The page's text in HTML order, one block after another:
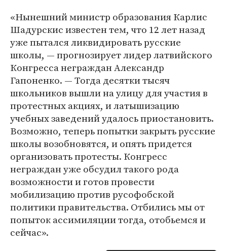
«Нынешний министр образования Карлис
Шадурскис известен тем, что 12 лет назад
уже пытался ликвидировать русские
школы, — прогнозирует лидер латвийского
Конгресса неграждан Александр
Гапоненко. — Тогда десятки тысяч
школьников вышли на улицу для участия в
протестных акциях, и латышизацию
учебных заведений удалось приостановить.
Возможно, теперь попытки закрыть русские
школы возобновятся, и опять придется
организовать протесты. Конгресс
неграждан уже обсудил такого рода
возможности и готов провести
мобилизацию против русофобской
политики правительства. Отбились мы от
попыток ассимиляции тогда, отобьемся и
сейчас».